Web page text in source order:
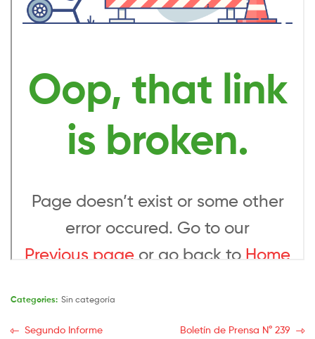
Categories: Sin categoría
Segundo Informe
Boletín de Prensa N° 239